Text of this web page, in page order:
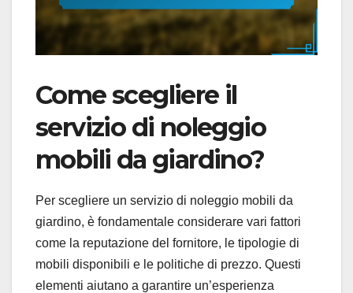
Come scegliere il
servizio di noleggio
mobili da giardino?
Per scegliere un servizio di noleggio mobili da
giardino, è fondamentale considerare vari fattori
come la reputazione del fornitore, le tipologie di
mobili disponibili e le politiche di prezzo. Questi
elementi aiutano a garantire un’esperienza